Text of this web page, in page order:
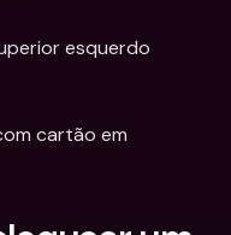
esquerdo
cartão em